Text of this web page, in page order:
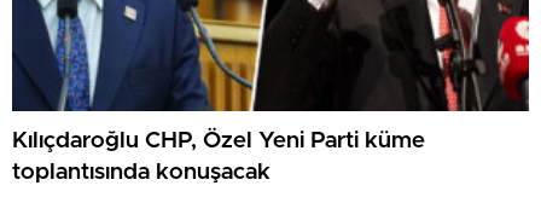
Kılıçdaroğlu CHP, Özel Yeni Parti küme
toplantısında konuşacak